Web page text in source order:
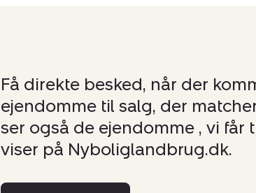
Få direkte besked, når der
ejendomme til salg, der
ser også de ejendomme , vi får
viser på Nyboliglandbrug.dk.